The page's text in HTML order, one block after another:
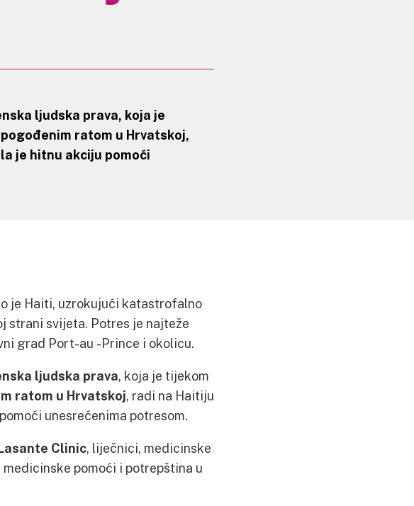
ljudska prava, koja je
pogođenim ratom u Hrvatskoj,
je hitnu akciju pomoći
je Haiti, uzrokujući katastrofalno
strani svijeta. Potres je najteže
grad Port-au -Prince i okolicu.
ljudska prava, koja je tijekom
ratom u Hrvatskoj, radi na Haitiju
unesrećenima potresom.
Clinic, liječnici, medicinske
pomoći i potrepština u